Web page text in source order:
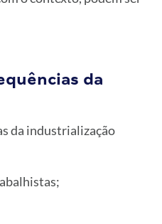
da
da industrialização